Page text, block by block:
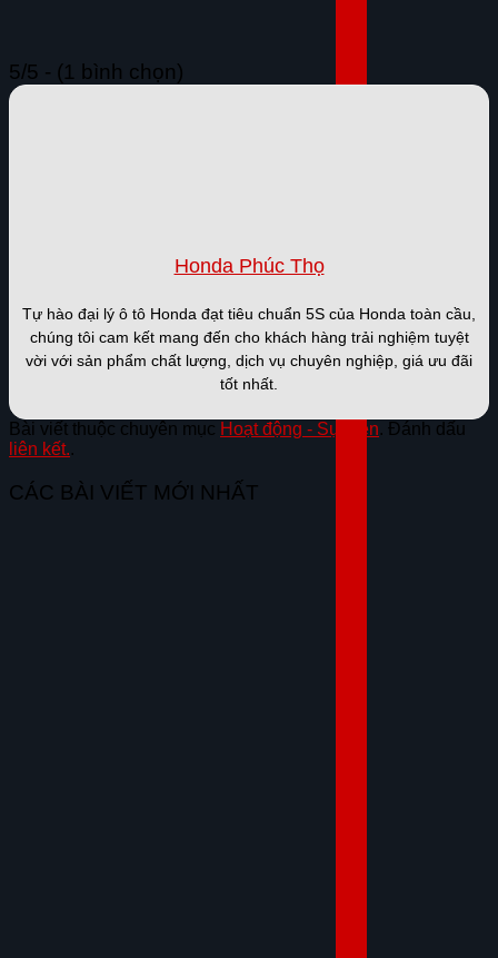
5/5 - (1 bình chọn)
Honda Phúc Thọ
Tự hào đại lý ô tô Honda đạt tiêu chuẩn 5S của Honda toàn cầu,
chúng tôi cam kết mang đến cho khách hàng trải nghiệm tuyệt
vời với sản phẩm chất lượng, dịch vụ chuyên nghiệp, giá ưu đãi
tốt nhất.
Bài viết thuộc chuyên mục Hoạt động - Sự kiện. Đánh dấu
liên kết..
CÁC BÀI VIẾT MỚI NHẤT